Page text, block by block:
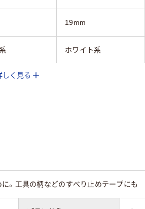
19mm
ホワイト系
しく見る
。工具の柄などのすべり止めテープにも